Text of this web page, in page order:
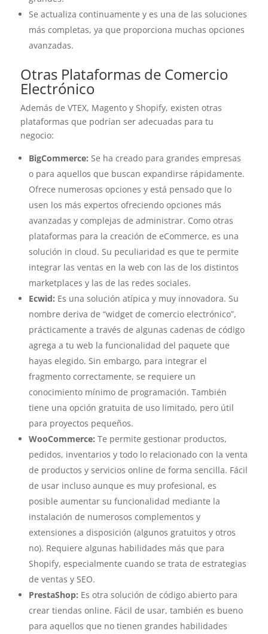
Se actualiza continuamente y es una de las soluciones
más completas, ya que proporciona muchas opciones
avanzadas.
Otras Plataformas de Comercio
Electrónico
Además de VTEX, Magento y Shopify, existen otras
plataformas que podrían ser adecuadas para tu
negocio:
BigCommerce: Se ha creado para grandes empresas
o para aquellos que buscan expandirse rápidamente.
Ofrece numerosas opciones y está pensado que lo
usen los más expertos ofreciendo opciones más
avanzadas y complejas de administrar. Como otras
plataformas para la creación de eCommerce, es una
solución in cloud. Su peculiaridad es que te permite
integrar las ventas en la web con las de los distintos
marketplaces y las de las redes sociales.
Ecwid: Es una solución atípica y muy innovadora. Su
nombre deriva de “widget de comercio electrónico”,
prácticamente a través de algunas cadenas de código
agrega a tu web la funcionalidad del paquete que
hayas elegido. Sin embargo, para integrar el
fragmento correctamente, se requiere un
conocimiento mínimo de programación. También
tiene una opción gratuita de uso limitado, pero útil
para proyectos pequeños.
WooCommerce: Te permite gestionar productos,
pedidos, inventarios y todo lo relacionado con la venta
de productos y servicios online de forma sencilla. Fácil
de usar incluso aunque es muy profesional, es
posible aumentar su funcionalidad mediante la
instalación de numerosos complementos y
extensiones a disposición (algunos gratuitos y otros
no). Requiere algunas habilidades más que para
Shopify, especialmente cuando se trata de estrategias
de ventas y SEO.
PrestaShop: Es otra solución de código abierto para
crear tiendas online. Fácil de usar, también es bueno
para aquellos que no tienen grandes habilidades